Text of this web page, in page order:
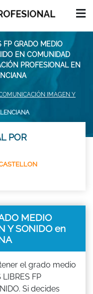
FP GRADO MEDIO
EN COMUNIDAD
PROFESIONAL EN
IMAGEN Y
POR
MEDIO
Y SONIDO en
el grado medio
FP
Si decides